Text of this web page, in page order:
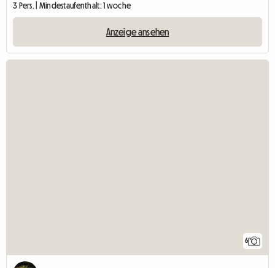
3 Pers. | Mindestaufenthalt: 1 woche
Anzeige ansehen
6